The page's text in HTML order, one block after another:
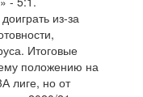
из-за
Итоговые
положению на
лиге, но от